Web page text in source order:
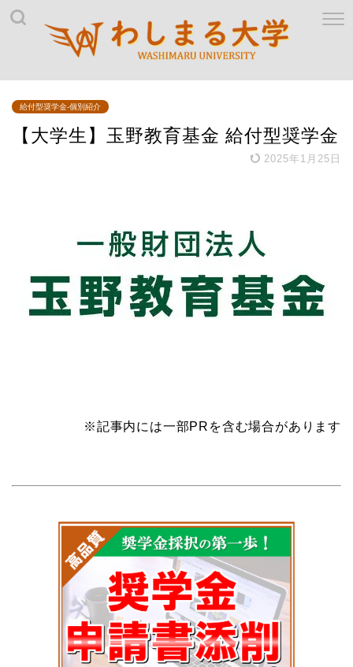
給付型奨学金-個別紹介
【大学生】玉野教育基金 給付型奨学金
2025年1月25日
※記事内には一部PRを含む場合があります